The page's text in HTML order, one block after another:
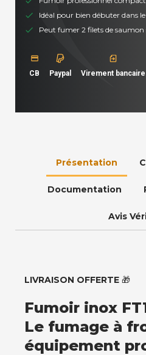
Idéal pour bien débuter dans
Peut fumer 2 filets de
CB Paypal Virement bancaire
Présentation
Documentation
Avis
LIVRAISON OFFERTE 🎁
Fumoir inox
Le fumage à
équipement